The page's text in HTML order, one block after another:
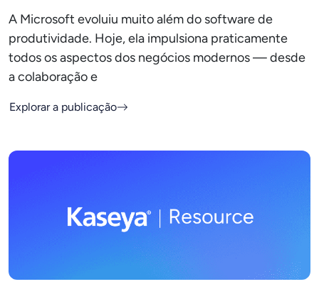
A Microsoft evoluiu muito além do software de
produtividade. Hoje, ela impulsiona praticamente
todos os aspectos dos negócios modernos — desde
a colaboração e
Explorar a publicação